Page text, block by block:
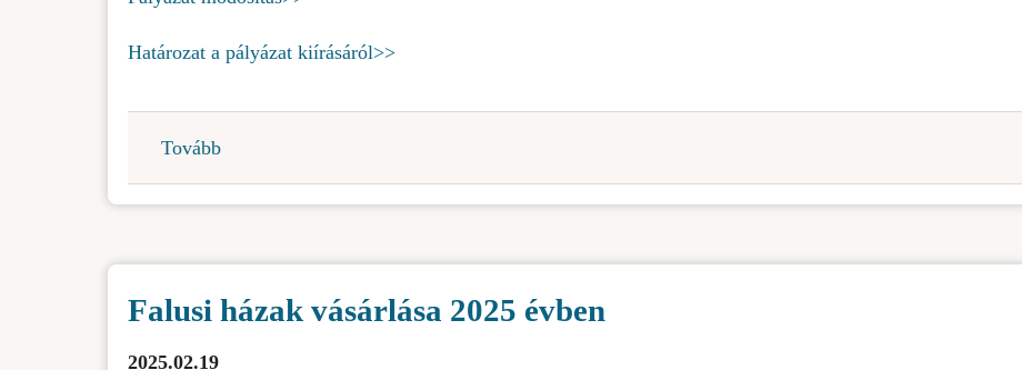
Határozat a pályázat kiírásáról>>
Tovább
a
tömegtájékoztatási
célzó
Falusi házak vásárlása 2025 évben
2025.02.19